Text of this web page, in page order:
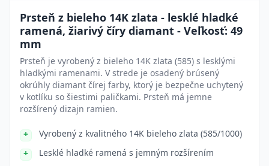
Prsteň z bieleho 14K zlata - lesklé hladké
ramená, žiarivý číry diamant - Veľkosť: 49
mm
Prsteň je vyrobený z bieleho 14K zlata (585) s lesklými
hladkými ramenami. V strede je osadený brúsený
okrúhly diamant čírej farby, ktorý je bezpečne uchytený
v kotlíku so šiestimi paličkami. Prsteň má jemne
rozšírený dizajn ramien.
Vyrobený z kvalitného 14K bieleho zlata (585/1000)
Lesklé hladké ramená s jemným rozšírením